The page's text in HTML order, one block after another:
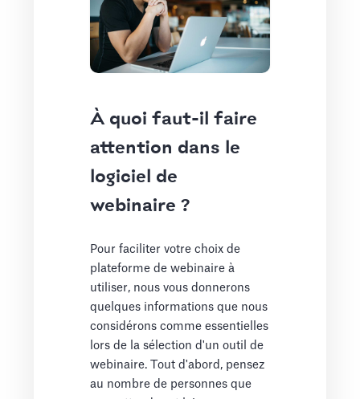
À quoi faut-il faire
attention dans le
logiciel de
webinaire ?
Pour faciliter votre choix de
plateforme de webinaire à
utiliser, nous vous donnerons
quelques informations que nous
considérons comme essentielles
lors de la sélection d'un outil de
webinaire. Tout d'abord, pensez
au nombre de personnes que